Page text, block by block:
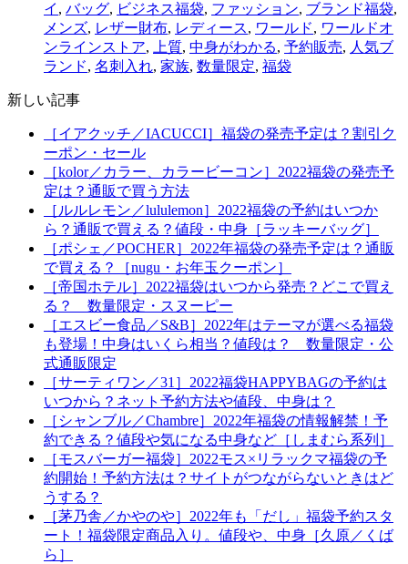
イ , バッグ, ビジネス福袋, ファッション, ブランド福袋,
メンズ, レザー財布, レディース, ワールド, ワールドオ
ンラインストア, 上質, 中身がわかる, 予約販売, 人気ブ
ランド, 名刺入れ, 家族, 数量限定, 福袋
新しい記事
［イアクッチ／IACUCCI］福袋の発売予定は？割引ク
ーポン・セール
［kolor／カラー、カラービーコン］2022福袋の発売予
定は？通販で買う方法
［ルルレモン／lululemon］2022福袋の予約はいつか
ら？通販で買える？値段・中身［ラッキーバッグ］
［ポシェ／POCHER］2022年福袋の発売予定は？通販
で買える？［nugu・お年玉クーポン］
［帝国ホテル］2022福袋はいつから発売？どこで買え
る？ 数量限定・スヌーピー
［エスビー食品／S&B］2022年はテーマが選べる福袋
も登場！中身はいくら相当？値段は？ 数量限定・公
式通販限定
［サーティワン／31］2022福袋HAPPYBAGの予約は
いつから？ネット予約方法や値段、中身は？
［シャンブル／Chambre］2022年福袋の情報解禁！予
約できる？値段や気になる中身など［しまむら系列］
［モスバーガー福袋］2022モス×リラックマ福袋の予
約開始！予約方法は？サイトがつながらないときはど
うする？
［茅乃舎／かやのや］2022年も「だし」福袋予約スタ
ート！福袋限定商品入り。値段や、中身［久原／くば
ら］